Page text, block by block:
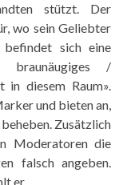
stützt. Der
wo sein Geliebter
sich eine
braunäugiges /
in diesem Raum».
und bieten an,
Zusätzlich
Moderatoren die
falsch angeben.
er.